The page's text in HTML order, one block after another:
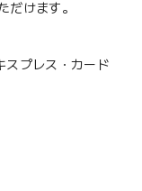
だけます。
プレス・カード